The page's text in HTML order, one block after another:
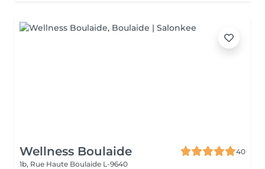
Wellness Boulaide
40
1b, Rue Haute Boulaide L-9640